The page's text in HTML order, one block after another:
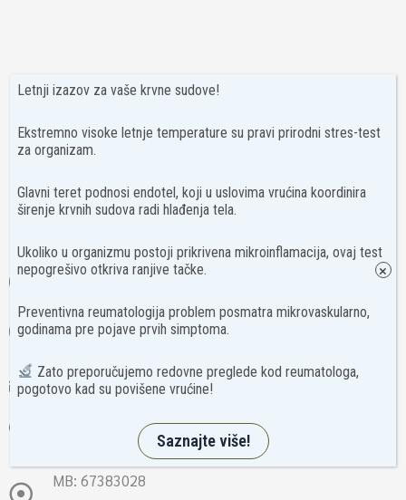
+381 69 445 7777
+381 11 445 7 777
info@nimcare.rs
Skender Begova 26
MB: 67383028
Letnji izazov za vaše krvne sudove!
Ekstremno visoke letnje temperature su pravi prirodni stres-test
za organizam.
Glavni teret podnosi endotel, koji u uslovima vrućina koordinira
širenje krvnih sudova radi hlađenja tela.
Ukoliko u organizmu postoji prikrivena mikroinflamacija, ovaj test
nepogrešivo otkriva ranjive tačke.
Preventivna reumatologija problem posmatra mikrovaskularno,
godinama pre pojave prvih simptoma.
Zato preporučujemo redovne preglede kod reumatologa,
pogotovo kad su povišene vrućine!
Saznajte više!
×